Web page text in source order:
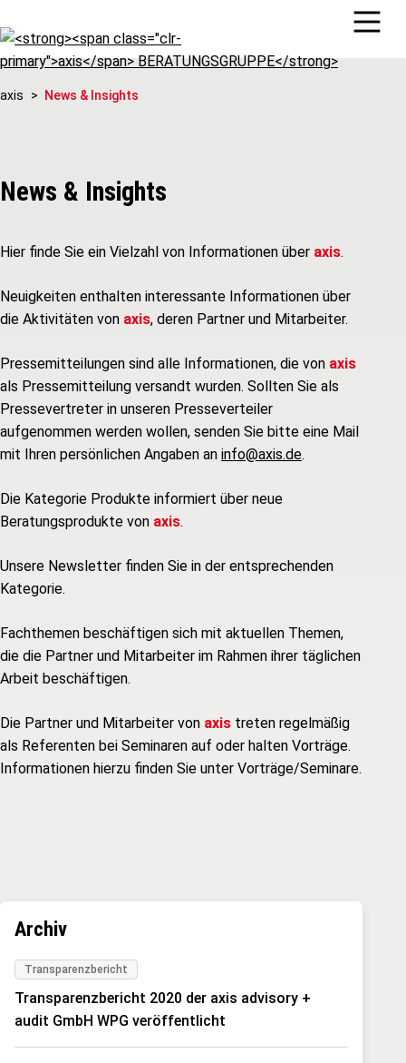
axis News & Insights
News & Insights
Hier finde Sie ein Vielzahl von Informationen über axis.
Neuigkeiten enthalten interessante Informationen über
die Aktivitäten von axis, deren Partner und Mitarbeiter.
Pressemitteilungen sind alle Informationen, die von axis
als Pressemitteilung versandt wurden. Sollten Sie als
Pressevertreter in unseren Presseverteiler
aufgenommen werden wollen, senden Sie bitte eine Mail
mit Ihren persönlichen Angaben an info@axis.de.
Die Kategorie Produkte informiert über neue
Beratungsprodukte von axis.
Unsere Newsletter finden Sie in der entsprechenden
Kategorie.
Fachthemen beschäftigen sich mit aktuellen Themen,
die die Partner und Mitarbeiter im Rahmen ihrer täglichen
Arbeit beschäftigen.
Die Partner und Mitarbeiter von axis treten regelmäßig
als Referenten bei Seminaren auf oder halten Vorträge.
Informationen hierzu finden Sie unter Vorträge/Seminare.
Archiv
Transparenzbericht
Transparenzbericht 2020 der axis advisory +
audit GmbH WPG veröffentlicht